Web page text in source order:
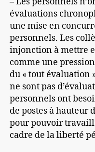
évaluations
une mise en
personnels. Les
injonction à mettre
comme une
du « tout évaluation
ne sont pas
personnels ont
de postes à hauteur
pour pouvoir
cadre de la liberté